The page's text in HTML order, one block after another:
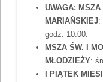
UWAGA:
MARIAŃSKIEJ:
godz. 10.00.
MSZA ŚW. I
MŁODZIEŻY:
I PIĄTEK